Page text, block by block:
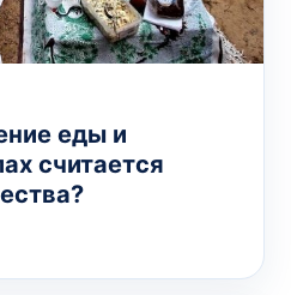
еды и
считается